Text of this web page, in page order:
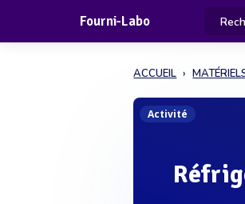
Fourni-Labo
ACCUEIL
Activité